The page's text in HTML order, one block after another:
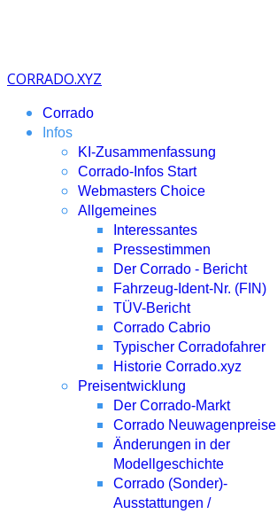
CORRADO.XYZ
Corrado
Infos
KI-Zusammenfassung
Corrado-Infos Start
Webmasters Choice
Allgemeines
Interessantes
Pressestimmen
Der Corrado - Bericht
Fahrzeug-Ident-Nr. (FIN)
TÜV-Bericht
Corrado Cabrio
Typischer Corradofahrer
Historie Corrado.xyz
Preisentwicklung
Der Corrado-Markt
Corrado Neuwagenpreise
Änderungen in der
Modellgeschichte
Corrado (Sonder)-
Ausstattungen /